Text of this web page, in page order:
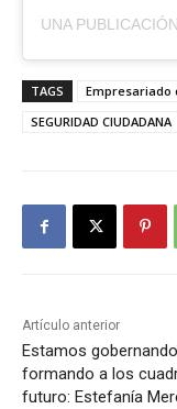
TAGS Empresariado
SEGURIDAD CIUDADANA
Artículo anterior
Estamos
formando a los
futuro: Estefanía